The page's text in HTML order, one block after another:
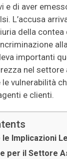
e di aver
L’accusa
della contea
importanti
nel settore
vulnerabilità
e clienti.
le Implicazioni
per il Settore